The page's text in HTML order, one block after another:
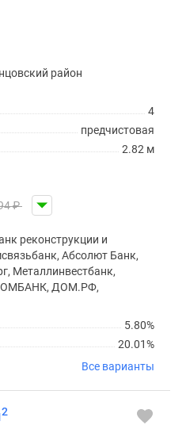
район
4
предчистовая
2.82 м
₽
реконструкции и
Абсолют Банк,
Металлинвестбанк,
ДОМ.РФ,
5.80%
20.01%
Все варианты
2